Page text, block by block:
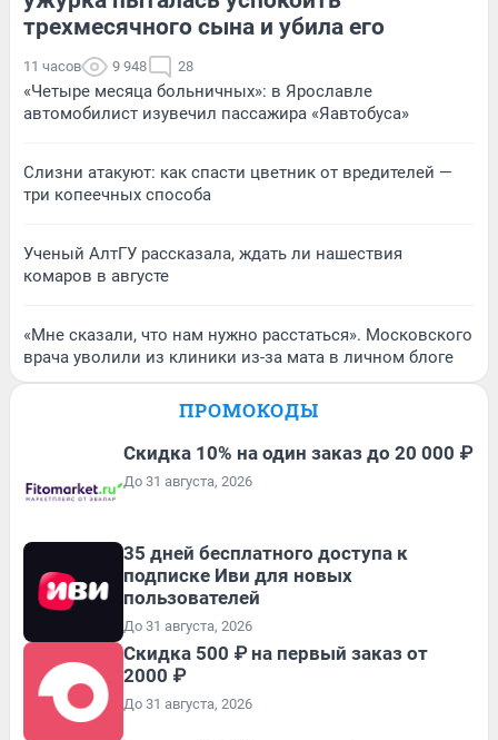
трехмесячного сына и убила его
11 часов 9 948 28
«Четыре месяца больничных»: в Ярославле
автомобилист изувечил пассажира «Яавтобуса»
Слизни атакуют: как спасти цветник от вредителей —
три копеечных способа
Ученый АлтГУ рассказала, ждать ли нашествия
комаров в августе
«Мне сказали, что нам нужно расстаться». Московского
врача уволили из клиники из-за мата в личном блоге
ПРОМОКОДЫ
Скидка 10% на один заказ до 20 000 ₽
До 31 августа, 2026
35 дней бесплатного доступа к
подписке Иви для новых
пользователей
До 31 августа, 2026
Скидка 500 ₽ на первый заказ от
2000 ₽
До 31 августа, 2026